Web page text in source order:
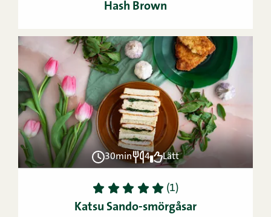
Hash Brown
30min 4 Lätt
1 2 3 4 5 (1)
Katsu Sando-smörgåsar